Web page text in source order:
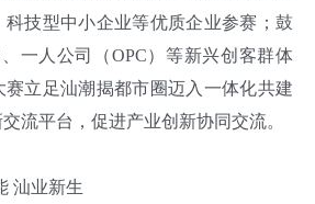
科技型中小企业等优质企业参赛；鼓
一人公司（OPC）等新兴创客群体
立足汕潮揭都市圈迈入一体化共建
流平台，促进产业创新协同交流。
业新生